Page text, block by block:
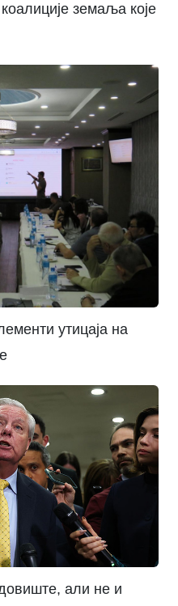
земаља које
утицаја на
али не и